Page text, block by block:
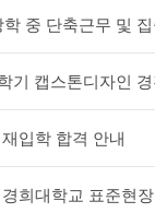
중 단축근무 및
기 캡스톤디자인
입학 합격 안내
희대학교 표준현